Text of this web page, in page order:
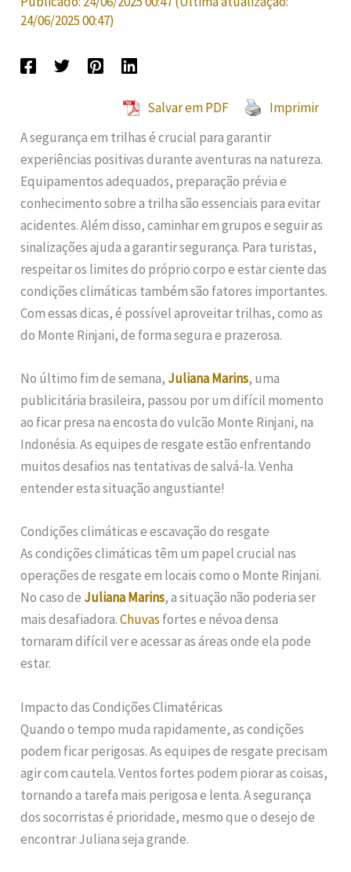
24/06/2025 00:47)
Salvar em PDF
Imprimir
A segurança em trilhas é crucial para garantir
experiências positivas durante aventuras na natureza.
Equipamentos adequados, preparação prévia e
conhecimento sobre a trilha são essenciais para evitar
acidentes. Além disso, caminhar em grupos e seguir as
sinalizações ajuda a garantir segurança. Para turistas,
respeitar os limites do próprio corpo e estar ciente das
condições climáticas também são fatores importantes.
Com essas dicas, é possível aproveitar trilhas, como as
do Monte Rinjani, de forma segura e prazerosa.
No último fim de semana, Juliana Marins, uma
publicitária brasileira, passou por um difícil momento
ao ficar presa na encosta do vulcão Monte Rinjani, na
Indonésia. As equipes de resgate estão enfrentando
muitos desafios nas tentativas de salvá-la. Venha
entender esta situação angustiante!
Condições climáticas e escavação do resgate
As condições climáticas têm um papel crucial nas
operações de resgate em locais como o Monte Rinjani.
No caso de Juliana Marins, a situação não poderia ser
mais desafiadora.Chuvas fortes e névoa densa
tornaram difícil ver e acessar as áreas onde ela pode
estar.
Impacto das Condições Climatéricas
Quando o tempo muda rapidamente, as condições
podem ficar perigosas. As equipes de resgate precisam
agir com cautela. Ventos fortes podem piorar as coisas,
tornando a tarefa mais perigosa e lenta. A segurança
dos socorristas é prioridade, mesmo que o desejo de
encontrar Juliana seja grande.